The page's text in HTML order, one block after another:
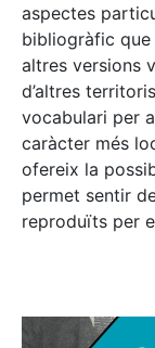
aspectes
bibliogràfic que
altres versions
d’altres
vocabulari per
caràcter més
ofereix la
permet sentir
reproduïts per